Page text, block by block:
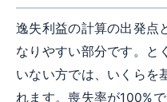
逸失利益の計算の出発点
なりやすい部分です。と
いない方では、いくらを
れます。喪失率が100%